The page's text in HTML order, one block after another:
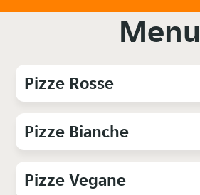
Menu
Pizze Rosse
Pizze Bianche
Pizze Vegane